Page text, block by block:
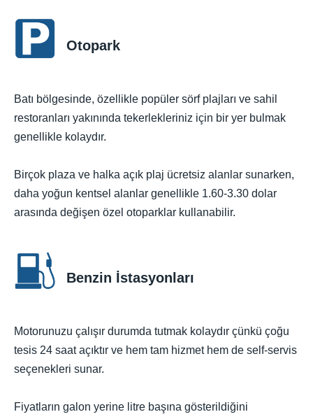
Otopark
Batı bölgesinde, özellikle popüler sörf plajları ve sahil
restoranları yakınında tekerlekleriniz için bir yer bulmak
genellikle kolaydır.
Birçok plaza ve halka açık plaj ücretsiz alanlar sunarken,
daha yoğun kentsel alanlar genellikle 1.60-3.30 dolar
arasında değişen özel otoparklar kullanabilir.
Benzin İstasyonları
Motorunuzu çalışır durumda tutmak kolaydır çünkü çoğu
tesis 24 saat açıktır ve hem tam hizmet hem de self-servis
seçenekleri sunar.
Fiyatların galon yerine litre başına gösterildiğini